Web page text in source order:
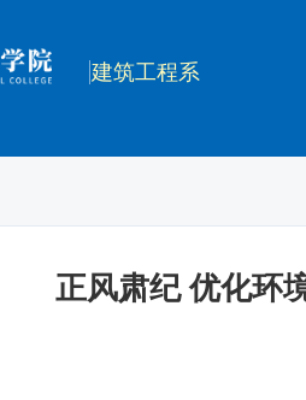
建筑工程系
正风肃纪 优化环